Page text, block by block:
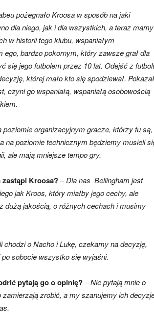
pożegnałoKroosa w sposób na jaki
dla niego, jak i dla wszystkich, a teraz mamy
w historii tego klubu, wspaniałym
bardzo pokornym, który zawsze grał dla
się jego futbolem przez 10 lat. Odejść z
której mało kto się spodziewał. Pokazał
czyni go wspaniałą, wspaniałą osobowością
poziomie organizacyjnym gracze, którzy tu są,
na poziomie technicznym będziemy musieli
ale mają mniejsze tempo gry.
Kroosa?– Dla nas Bellingham jest
jak Kroos, który miałby jego cechy, ale
dużą jakością, o różnych cechach i musimy
chodzi o Nacho i Lukę, czekamy na decyzję,
sobocie wszystko się wyjaśni.
pytają go o opinię?– Nie pytają mnie o
zrobić, a my szanujemy ich